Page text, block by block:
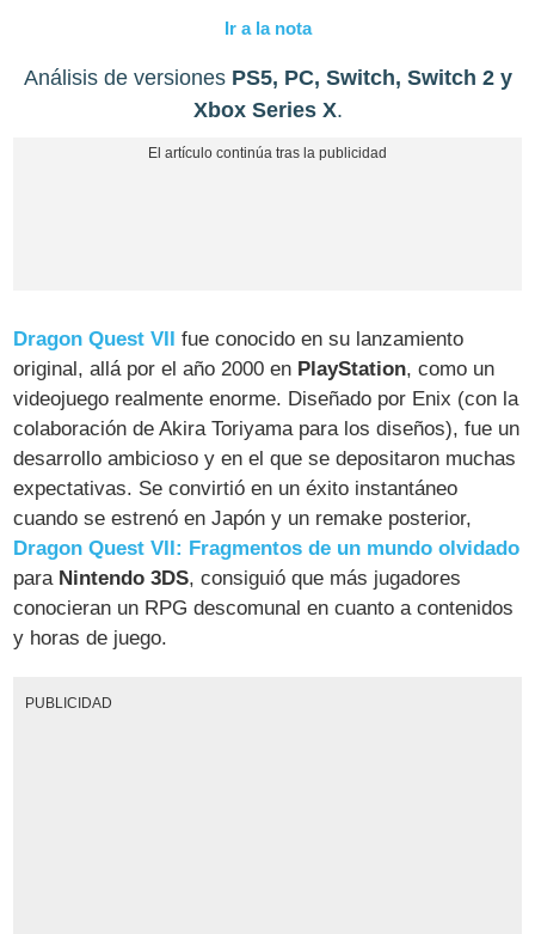
Ir a la nota
Análisis de versiones PS5, PC, Switch, Switch 2 y
Xbox Series X.
Dragon Quest VII fue conocido en su lanzamiento
original, allá por el año 2000 en PlayStation, como un
videojuego realmente enorme. Diseñado por Enix (con la
colaboración de Akira Toriyama para los diseños), fue un
desarrollo ambicioso y en el que se depositaron muchas
expectativas. Se convirtió en un éxito instantáneo
cuando se estrenó en Japón y un remake posterior,
Dragon Quest VII: Fragmentos de un mundo olvidado
para Nintendo 3DS, consiguió que más jugadores
conocieran un RPG descomunal en cuanto a contenidos
y horas de juego.
PUBLICIDAD